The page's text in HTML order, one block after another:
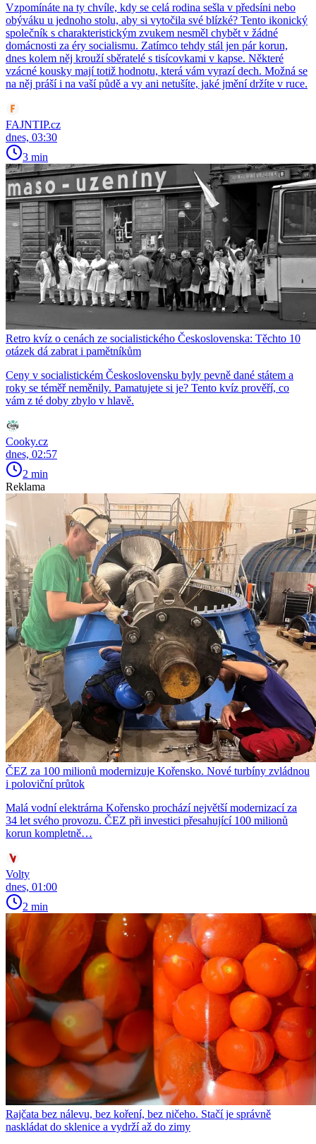
Vzpomínáte na ty chvíle, kdy se celá rodina sešla v předsíni nebo
obýváku u jednoho stolu, aby si vytočila své blízké? Tento ikonický
společník s charakteristickým zvukem nesměl chybět v žádné
domácnosti za éry socialismu. Zatímco tehdy stál jen pár korun,
dnes kolem něj krouží sběratelé s tisícovkami v kapse. Některé
vzácné kousky mají totiž hodnotu, která vám vyrazí dech. Možná se
na něj práší i na vaší půdě a vy ani netušíte, jaké jmění držíte v ruce.
FAJNTIP.cz
dnes, 03:30
3 min
Retro kvíz o cenách ze socialistického Československa: Těchto 10
otázek dá zabrat i pamětníkům
Ceny v socialistickém Československu byly pevně dané státem a
roky se téměř neměnily. Pamatujete si je? Tento kvíz prověří, co
vám z té doby zbylo v hlavě.
Cooky.cz
dnes, 02:57
2 min
Reklama
ČEZ za 100 milionů modernizuje Kořensko. Nové turbíny zvládnou
i poloviční průtok
Malá vodní elektrárna Kořensko prochází největší modernizací za
34 let svého provozu. ČEZ při investici přesahující 100 milionů
korun kompletně…
Volty
dnes, 01:00
2 min
Rajčata bez nálevu, bez koření, bez ničeho. Stačí je správně
naskládat do sklenice a vydrží až do zimy